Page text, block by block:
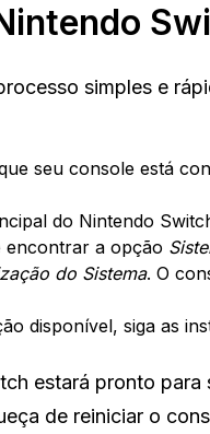
simples e
seu console está
do Nintendo
encontrar a opção
do Sistema. O
disponível, siga as
estará pronto
de reiniciar o